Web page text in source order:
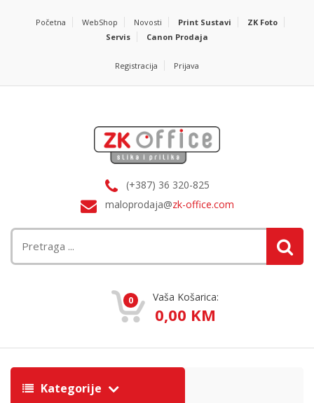
Početna WebShop Novosti Print Sustavi
ZK Foto
Servis
Canon Prodaja
Registracija Prijava
(+387) 36 320-825
maloprodaja@zk-office.com
0 Vaša Košarica:
0,00 KM
Kategorije